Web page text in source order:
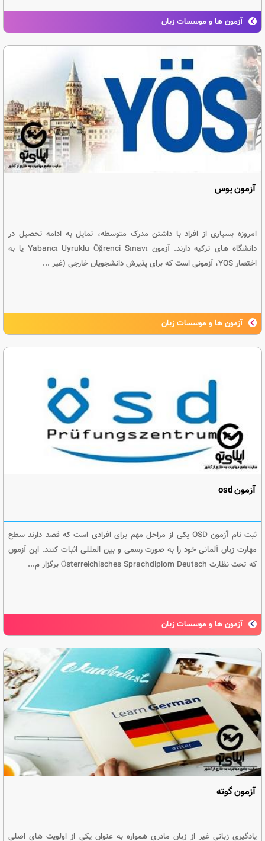
آزمون ها و موسسات زبان
آزمون یوس
امروزه بسیاری از افراد با داشتن مدرک متوسطه، تمایل به ادامه تحصیل در
دانشگاه های ترکیه دارند. آزمون Yabancı Uyruklu Öğrenci Sınavı یا به
اختصار YOS، آزمونی است که برای پذیرش دانشجویان خارجی (غیر ...
آزمون ها و موسسات زبان
آزمون osd
ثبت نام آزمون OSD یکی از مراحل مهم برای افرادی است که قصد دارند سطح
مهارت زبان آلمانی خود را به صورت رسمی و بین المللی اثبات کنند. این آزمون
که تحت نظارت Österreichisches Sprachdiplom Deutsch برگزار م...
آزمون ها و موسسات زبان
آزمون گوته
یادگیری زبانی غیر از زبان مادری همواره به عنوان یکی از اولویت های اصلی